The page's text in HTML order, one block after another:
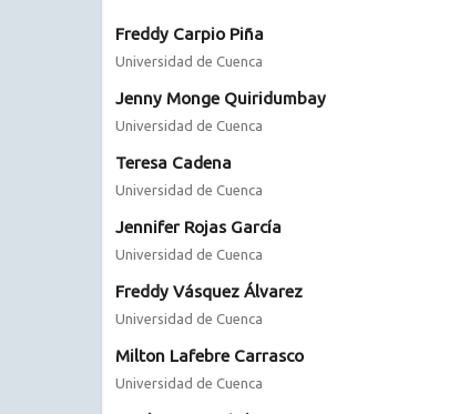
Freddy Carpio Piña
Universidad de Cuenca
Jenny Monge Quiridumbay
Universidad de Cuenca
Teresa Cadena
Universidad de Cuenca
Jennifer Rojas García
Universidad de Cuenca
Freddy Vásquez Álvarez
Universidad de Cuenca
Milton Lafebre Carrasco
Universidad de Cuenca